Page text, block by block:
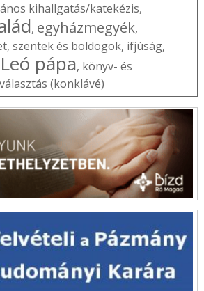
kihallgatás/katekézis,
, egyházmegyék,
, szentek és boldogok, ifjúság,
pápa, könyv- és
(konklávé)